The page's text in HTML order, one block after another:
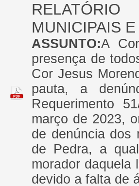
MUNICIPAIS
ASSUNTO:A
presença de
Cor Jesus
pauta, a
Requerimento
março de 2023,
de denúncia dos
de Pedra, a
morador daquela
devido a falta de